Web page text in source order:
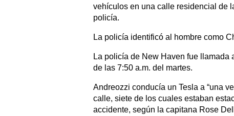
vehículos en una calle residencial de
policía.
La policía identificó al hombre como
La policía de New Haven fue
de las 7:50 a.m. del martes.
Andreozzi conducía un Tesla a “una
calle, siete de los cuales estaban
accidente, según la capitana Rose